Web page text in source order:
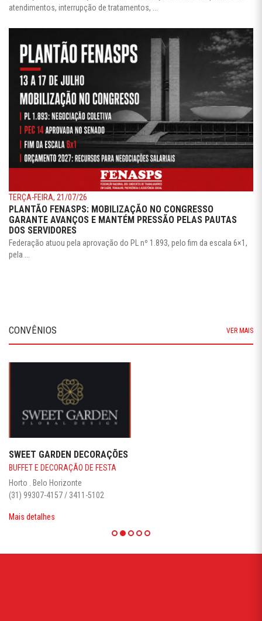
atendimentos, interrupção de tratamentos, ...
TERÇA-FEIRA, 21/07/26
PLANTÃO FENASPS: MOBILIZAÇÃO NO CONGRESSO
GARANTE AVANÇOS E MANTÉM PRESSÃO PELAS PAUTAS
DOS SERVIDORES
Federação atuou pela aprovação do PL nº 1.893, pelo fim da escala 6×1,
pela ...
CONVÊNIOS VER MAIS
SWEET GARDEN DECORAÇÕES
BUFFET E DECORAÇÃO DE FESTA
Horto . Belo Horizonte
(31) 99307-4157 / 3411-5102
Mais detalhes